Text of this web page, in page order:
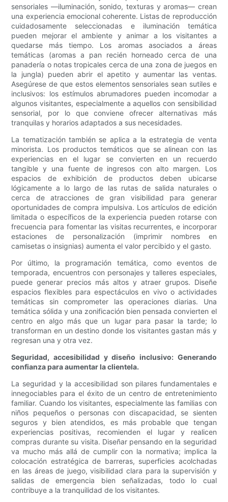
sensoriales —iluminación, sonido, texturas y aromas— crean
una experiencia emocional coherente. Listas de reproducción
cuidadosamente seleccionadas e iluminación temática
pueden mejorar el ambiente y animar a los visitantes a
quedarse más tiempo. Los aromas asociados a áreas
temáticas (aromas a pan recién horneado cerca de una
panadería o notas tropicales cerca de una zona de juegos en
la jungla) pueden abrir el apetito y aumentar las ventas.
Asegúrese de que estos elementos sensoriales sean sutiles e
inclusivos: los estímulos abrumadores pueden incomodar a
algunos visitantes, especialmente a aquellos con sensibilidad
sensorial, por lo que conviene ofrecer alternativas más
tranquilas y horarios adaptados a sus necesidades.
La tematización también se aplica a la estrategia de venta
minorista. Los productos temáticos que se alinean con las
experiencias en el lugar se convierten en un recuerdo
tangible y una fuente de ingresos con alto margen. Los
espacios de exhibición de productos deben ubicarse
lógicamente a lo largo de las rutas de salida naturales o
cerca de atracciones de gran visibilidad para generar
oportunidades de compra impulsiva. Los artículos de edición
limitada o específicos de la experiencia pueden rotarse con
frecuencia para fomentar las visitas recurrentes, e incorporar
estaciones de personalización (imprimir nombres en
camisetas o insignias) aumenta el valor percibido y el gasto.
Por último, la programación temática, como eventos de
temporada, encuentros con personajes y talleres especiales,
puede generar precios más altos y atraer grupos. Diseñe
espacios flexibles para espectáculos en vivo o actividades
temáticas sin comprometer las operaciones diarias. Una
temática sólida y una zonificación bien pensada convierten el
centro en algo más que un lugar para pasar la tarde; lo
transforman en un destino donde los visitantes gastan más y
regresan una y otra vez.
Seguridad, accesibilidad y diseño inclusivo: Generando
confianza para aumentar la clientela.
La seguridad y la accesibilidad son pilares fundamentales e
innegociables para el éxito de un centro de entretenimiento
familiar. Cuando los visitantes, especialmente las familias con
niños pequeños o personas con discapacidad, se sienten
seguros y bien atendidos, es más probable que tengan
experiencias positivas, recomienden el lugar y realicen
compras durante su visita. Diseñar pensando en la seguridad
va mucho más allá de cumplir con la normativa; implica la
colocación estratégica de barreras, superficies acolchadas
en las áreas de juego, visibilidad clara para la supervisión y
salidas de emergencia bien señalizadas, todo lo cual
contribuye a la tranquilidad de los visitantes.